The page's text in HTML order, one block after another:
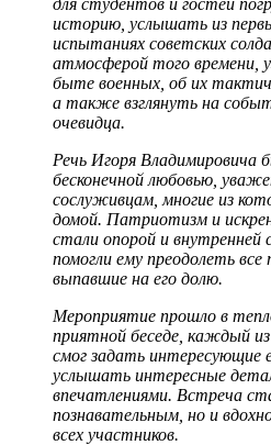
историю, услышать из
испытаниях советских
атмосферой того времени,
быте военных, об их
а также взглянуть на
очевидца.
Речь Игоря Владимировича
бесконечной любовью,
сослуживцам, многие из
домой. Патриотизм и
стали опорой и внутренней
помогли ему преодолеть
выпавшие на его долю.
Мероприятие прошло в
приятной беседе, каждый
смог задать интересующие
услышать интересные
впечатлениями. Встреча
познавательным, но и
всех участников.